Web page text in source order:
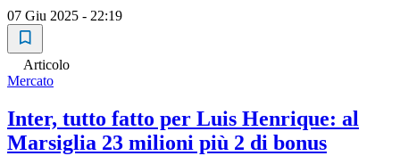
07 Giu 2025 - 22:19
Articolo
Mercato
Inter, tutto fatto per Luis Henrique: al
Marsiglia 23 milioni più 2 di bonus